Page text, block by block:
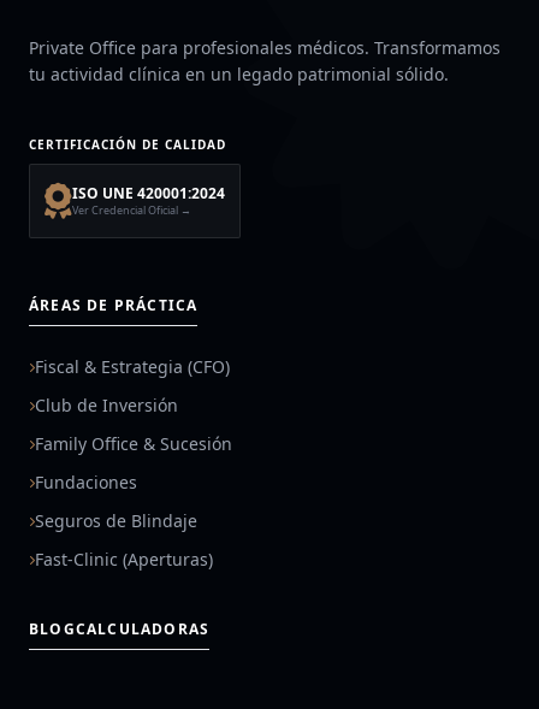
Private Office para profesionales médicos. Transformamos
tu actividad clínica en un legado patrimonial sólido.
CERTIFICACIÓN DE CALIDAD
ISO UNE 420001:2024
Ver Credencial Oficial →
ÁREAS DE PRÁCTICA
Fiscal & Estrategia (CFO)
Club de Inversión
Family Office & Sucesión
Fundaciones
Seguros de Blindaje
Fast-Clinic (Aperturas)
BLOGCALCULADORAS